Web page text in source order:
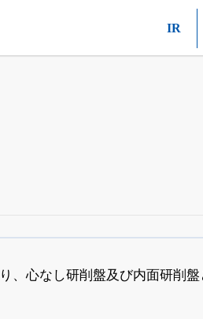
IR
きます
、心なし研削盤及び内面研削